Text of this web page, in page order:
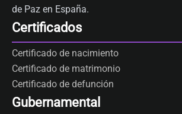
de Paz en España.
Certificados
Certificado de nacimiento
Certificado de matrimonio
Certificado de defunción
Gubernamental